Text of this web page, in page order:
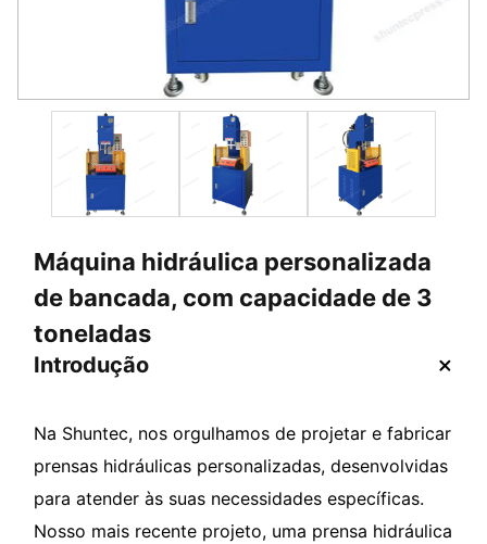
Máquina hidráulica personalizada
de bancada, com capacidade de 3
toneladas
Introdução
Na Shuntec, nos orgulhamos de projetar e fabricar
prensas hidráulicas personalizadas, desenvolvidas
para atender às suas necessidades específicas.
Nosso mais recente projeto, uma prensa hidráulica